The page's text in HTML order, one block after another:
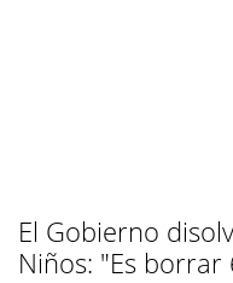
El Gobierno
Niños: "Es